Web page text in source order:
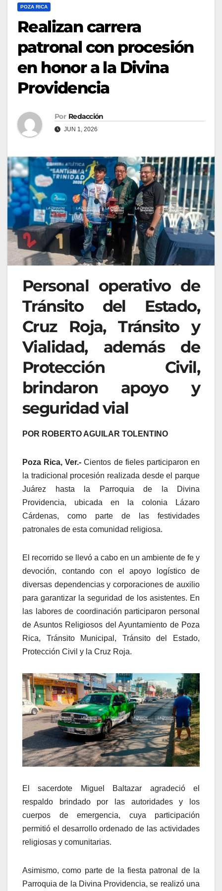
POZA RICA
Realizan carrera
patronal con procesión
en honor a la Divina
Providencia
Por Redacción
JUN 1, 2026
Personal operativo de
Tránsito del Estado,
Cruz Roja, Tránsito y
Vialidad, además de
Protección Civil,
brindaron apoyo y
seguridad vial
POR ROBERTO AGUILAR TOLENTINO
Poza Rica, Ver.- Cientos de fieles participaron en
la tradicional procesión realizada desde el parque
Juárez hasta la Parroquia de la Divina
Providencia, ubicada en la colonia Lázaro
Cárdenas, como parte de las festividades
patronales de esta comunidad religiosa.
El recorrido se llevó a cabo en un ambiente de fe y
devoción, contando con el apoyo logístico de
diversas dependencias y corporaciones de auxilio
para garantizar la seguridad de los asistentes. En
las labores de coordinación participaron personal
de Asuntos Religiosos del Ayuntamiento de Poza
Rica, Tránsito Municipal, Tránsito del Estado,
Protección Civil y la Cruz Roja.
El sacerdote Miguel Baltazar agradeció el
respaldo brindado por las autoridades y los
cuerpos de emergencia, cuya participación
permitió el desarrollo ordenado de las actividades
religiosas y comunitarias.
Asimismo, como parte de la fiesta patronal de la
Parroquia de la Divina Providencia, se realizó una